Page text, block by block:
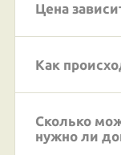
Цена
Как
Сколько
нужно ли